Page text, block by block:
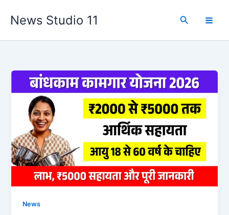
News Studio 11 Search
News